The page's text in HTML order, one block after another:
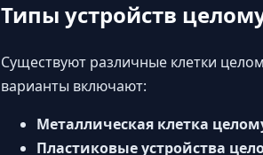
Типы устройств
Существуют различные клетки
варианты включают:
Металлическая клетка
Пластиковые устройства